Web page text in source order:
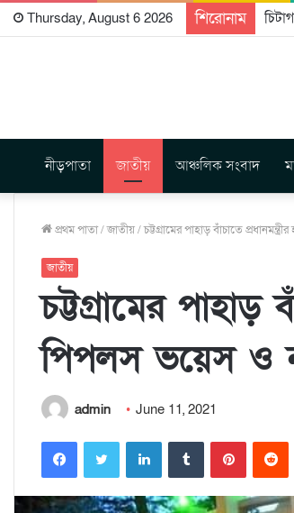
Thursday, August 6 2026 শিরোনাম
নীড়পাতা জাতীয় আঞ্চলিক সংবাদ
প্রথম পাতা/জাতীয়/চট্টগ্রামের পাহাড় বাঁচাতে
জাতীয়
চট্টগ্রামের পাহাড়
পিপলস ভয়েস ও
admin June 11, 2021